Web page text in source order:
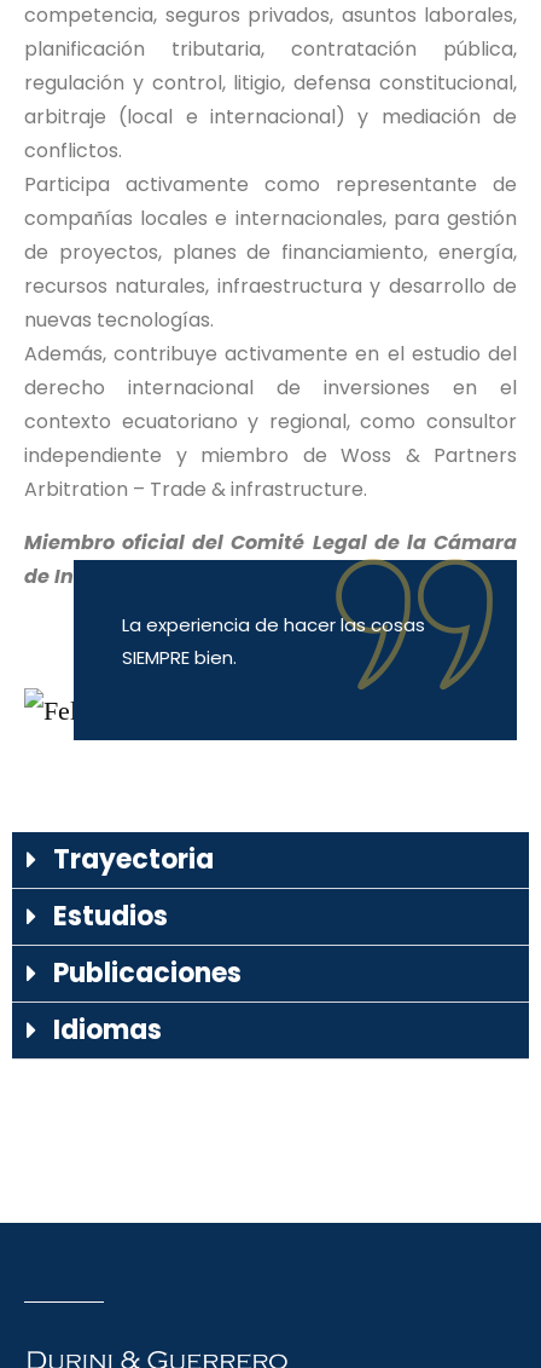
competencia, seguros privados, asuntos laborales,
planificación tributaria, contratación pública,
regulación y control, litigio, defensa constitucional,
arbitraje (local e internacional) y mediación de
conflictos.
Participa activamente como representante de
compañías locales e internacionales, para gestión
de proyectos, planes de financiamiento, energía,
recursos naturales, infraestructura y desarrollo de
nuevas tecnologías.
Además, contribuye activamente en el estudio del
derecho internacional de inversiones en el
contexto ecuatoriano y regional, como consultor
independiente y miembro de Woss & Partners
Arbitration – Trade & infrastructure.
Miembro oficial del Comité Legal de la Cámara
de Industrias y Producción
La experiencia de hacer las cosas
SIEMPRE bien.
Trayectoria
Estudios
Publicaciones
Idiomas